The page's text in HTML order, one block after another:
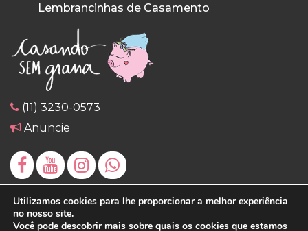
Lembrancinhas de Casamento
(11) 3230-0573
Anuncie
Utilizamos cookies para lhe proporcionar a melhor experiência
no nosso site.
Você pode descobrir mais sobre quais os cookies que estamos